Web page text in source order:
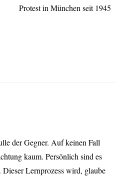
Protest in München seit 1945
der Gegner. Auf keinen Fall
kaum. Persönlich sind es
Dieser Lernprozess wird, glaube